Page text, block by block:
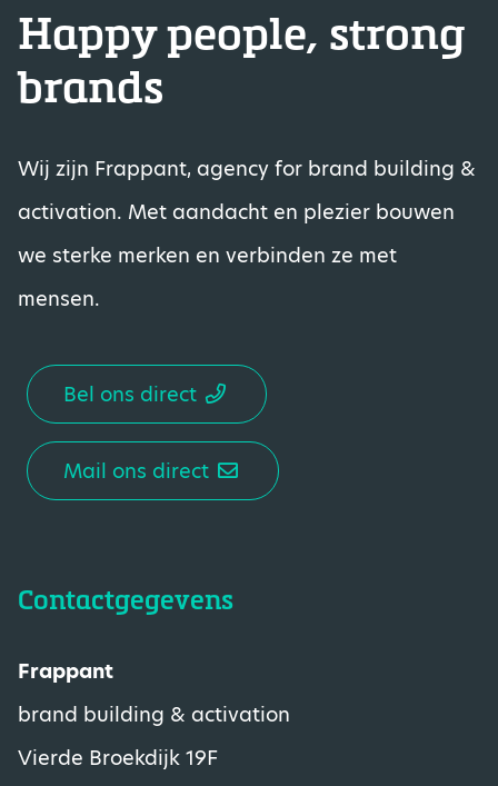
Happy people, strong
brands
Wij zijn Frappant, agency for brand building &
activation. Met aandacht en plezier bouwen
we sterke merken en verbinden ze met
mensen.
Bel ons direct
Mail ons direct
Contactgegevens
Frappant
brand building & activation
Vierde Broekdijk 19F